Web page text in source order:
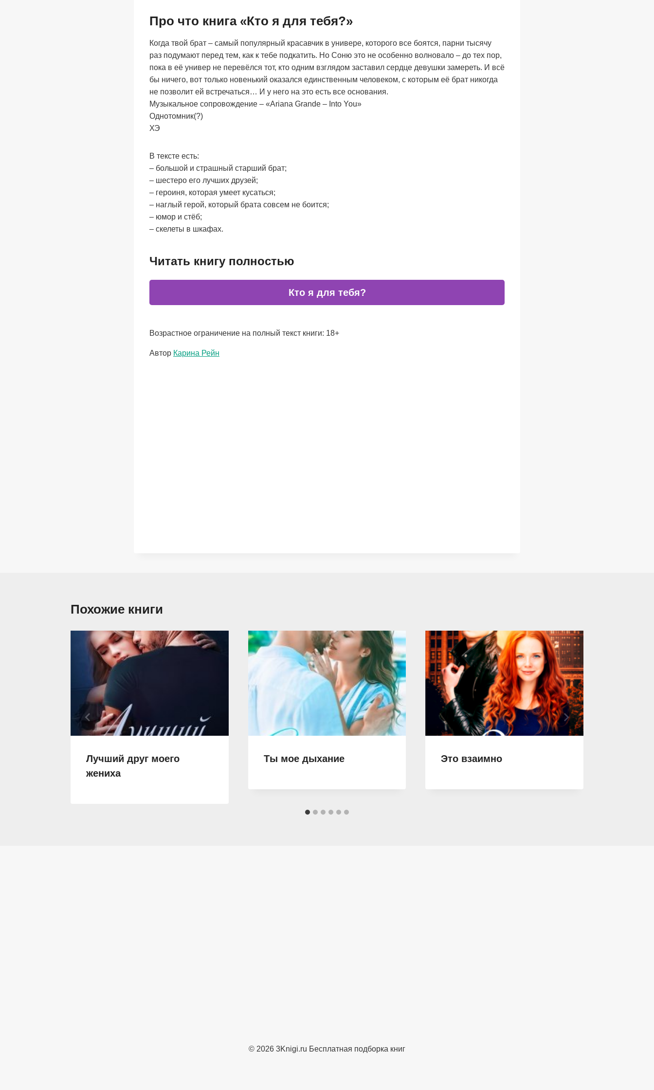
Про что книга «Кто я для тебя?»
Когда твой брат – самый популярный красавчик в универе, которого все боятся, парни тысячу
раз подумают перед тем, как к тебе подкатить. Но Соню это не особенно волновало – до тех пор,
пока в её универ не перевёлся тот, кто одним взглядом заставил сердце девушки замереть. И всё
бы ничего, вот только новенький оказался единственным человеком, с которым её брат никогда
не позволит ей встречаться… И у него на это есть все основания.
Музыкальное сопровождение – «Ariana Grande – Into You»
Однотомник(?)
ХЭ
В тексте есть:
– большой и страшный старший брат;
– шестеро его лучших друзей;
– героиня, которая умеет кусаться;
– наглый герой, который брата совсем не боится;
– юмор и стёб;
– скелеты в шкафах.
Читать книгу полностью
Кто я для тебя?
Возрастное ограничение на полный текст книги: 18+
Метки
Автор Карина Рейн
Похожие книги
Лучший друг моего
жениха
Ты мое дыхание Это взаимно
© 2026 3Knigi.ru Бесплатная подборка книг